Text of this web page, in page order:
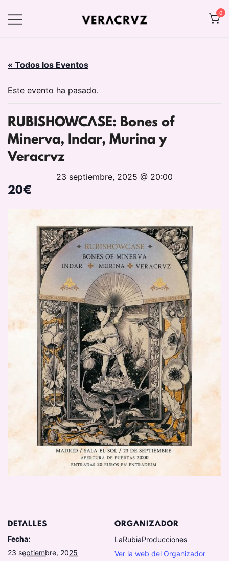
0
« Todos los Eventos
Este evento ha pasado.
RUBISHOWCASE: Bones of
Minerva, Indar, Murina y
Veracrvz
23 septiembre, 2025 @ 20:00
20€
DETALLES
Fecha:
23 septiembre, 2025
ORGANIZADOR
LaRubiaProducciones
Ver la web del Organizador